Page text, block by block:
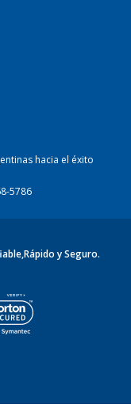
hacia el éxito
5786
y Seguro.